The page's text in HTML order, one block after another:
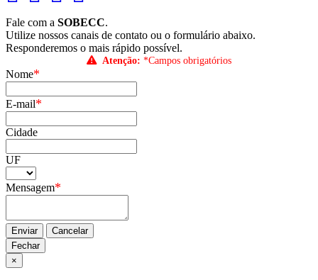
Fale com a SOBECC.
Utilize nossos canais de contato ou o formulário abaixo.
Responderemos o mais rápido possível.
Atenção: *Campos obrigatórios
Nome*
E-mail*
Cidade
UF
Mensagem*
Enviar
Cancelar
Fechar
×